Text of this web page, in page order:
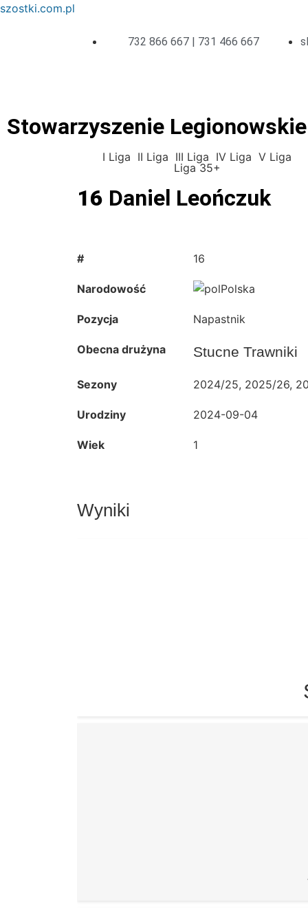
szostki.com.pl
732 866 667 | 731 466 667
Stowarzyszenie
I Liga II Liga III Liga IV Liga V Liga
Liga 35+
16 Daniel Leończuk
# 16
Narodowość Polska
Pozycja Napastnik
Obecna drużyna Stucne Trawniki
Sezony 2024/25, 2025/26,
Urodziny 2024-09-04
Wiek 1
Wyniki